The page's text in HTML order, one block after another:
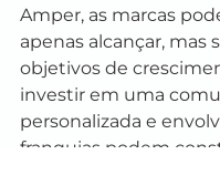
Amper, as marcas
apenas alcançar, mas
objetivos de
investir em uma
personalizada e
franquias podem